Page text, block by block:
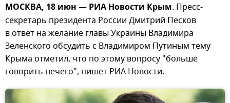
МОСКВА, 18 июн — РИА Новости Крым. Пресс-
секретарь президента России Дмитрий Песков
в ответ на желание главы Украины Владимира
Зеленского обсудить с Владимиром Путиным тему
Крыма отметил, что по этому вопросу "больше
говорить нечего", пишет РИА Новости.